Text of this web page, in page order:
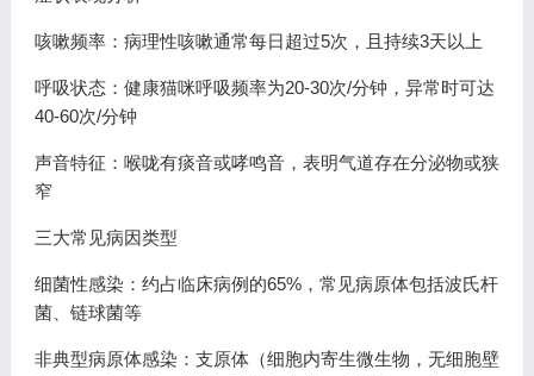
咳嗽频率：病理性咳嗽通常每日超过5次，且持续3天以上
呼吸状态：健康猫咪呼吸频率为20-30次/分钟，异常时可达
40-60次/分钟
声音特征：喉咙有痰音或哮鸣音，表明气道存在分泌物或狭
窄
三大常见病因类型
细菌性感染：约占临床病例的65%，常见病原体包括波氏杆
菌、链球菌等
非典型病原体感染：支原体（细胞内寄生微生物，无细胞壁